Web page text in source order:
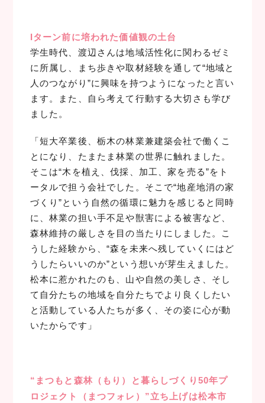
Iターン前に培われた価値観の土台
学生時代、渡辺さんは地域活性化に関わるゼミ
に所属し、まち歩きや取材経験を通して“地域と
人のつながり”に興味を持つようになったと言い
ます。また、自ら考えて行動する大切さも学び
ました。
「短大卒業後、栃木の林業兼建築会社で働くこ
とになり、たまたま林業の世界に触れました。
そこは“木を植え、伐採、加工、家を売る”をト
ータルで担う会社でした。そこで“地産地消の家
づくり”という自然の循環に魅力を感じると同時
に、林業の担い手不足や獣害による被害など、
森林維持の厳しさを目の当たりにしました。こ
うした経験から、“森を未来へ残していくにはど
うしたらいいのか”という想いが芽生えました。
松本に惹かれたのも、山や自然の美しさ、そし
て自分たちの地域を自分たちでより良くしたい
と活動している人たちが多く、その姿に心が動
いたからです」
“まつもと森林（もり）と暮らしづくり50年プ
ロジェクト（まつフォレ）”立ち上げは松本市